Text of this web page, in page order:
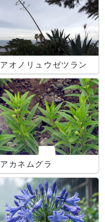
アオノリュウゼツラン
アカネムグラ